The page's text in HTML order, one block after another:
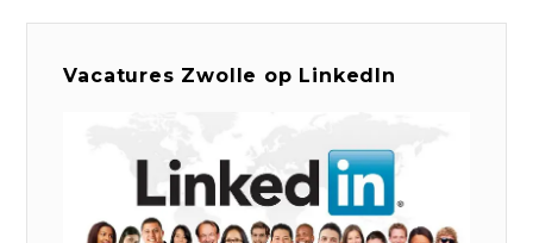
Vacatures Zwolle op LinkedIn